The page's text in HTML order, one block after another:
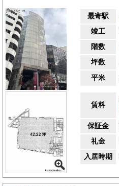
最寄駅
竣工
階数
坪数
平米
賃料
保証金
礼金
入居時期